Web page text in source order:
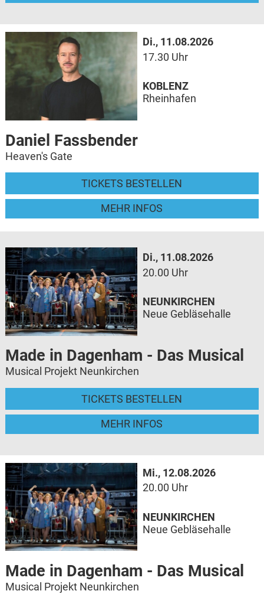
Di., 11.08.2026
17.30 Uhr
Daniel Fassbender
Heaven's Gate
TICKETS BESTELLEN
MEHR INFOS
KOBLENZ
Rheinhafen
Di., 11.08.2026
20.00 Uhr
Made in Dagenham - Das Musical
Musical Projekt Neunkirchen
TICKETS BESTELLEN
MEHR INFOS
NEUNKIRCHEN
Neue Gebläsehalle
Mi., 12.08.2026
20.00 Uhr
Made in Dagenham - Das Musical
Musical Projekt Neunkirchen
NEUNKIRCHEN
Neue Gebläsehalle